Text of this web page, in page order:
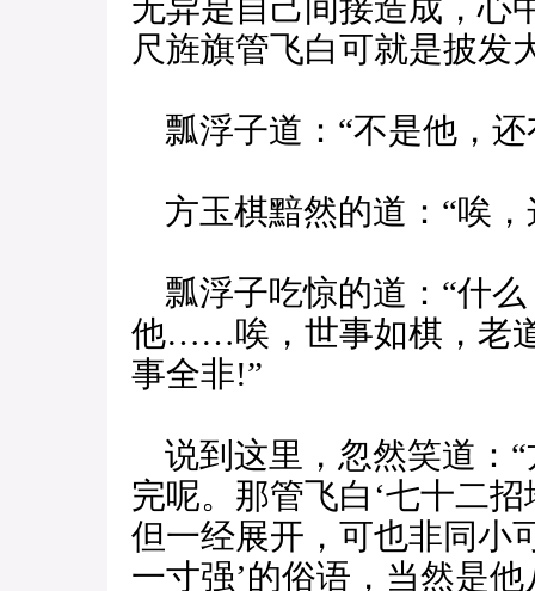
无异是自己间接造成，心
尺旌旗管飞白可就是披发
瓢浮子道：“不是他，还
方玉棋黯然的道：“唉
瓢浮子吃惊的道：“什么
他……唉，世事如棋，老
事全非!”
说到这里，忽然笑道：
完呢。那管飞白‘七十二
但一经展开，可也非同小
一寸强’的俗语，当然是